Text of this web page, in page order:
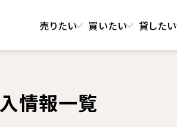
売りたい 買いたい 貸したい
情報一覧